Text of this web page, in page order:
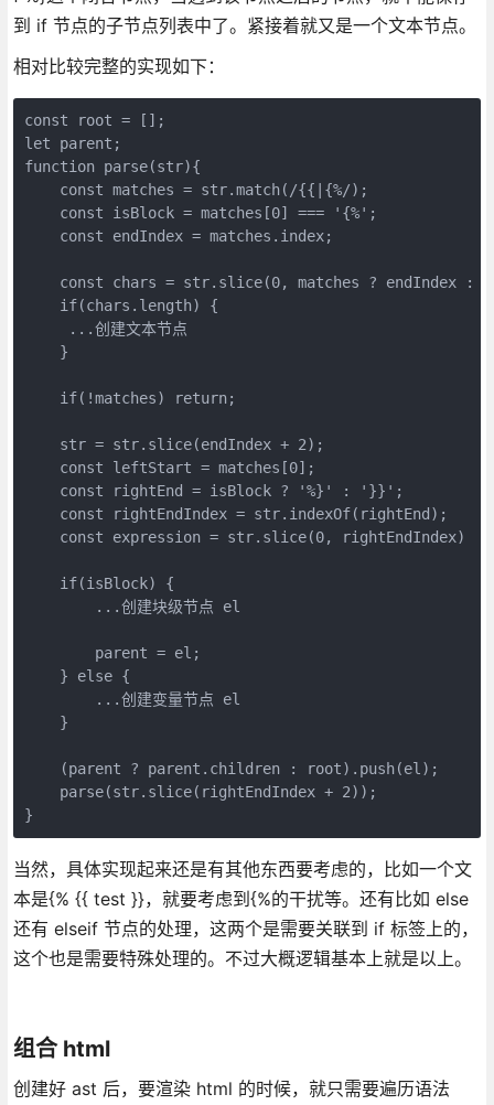
到 if 节点的子节点列表中了。紧接着就又是一个文本节点。
相对比较完整的实现如下：
const root = [];
let parent;
function parse(str){
    const matches = str.match(/{{|{%/);
    const isBlock = matches[0] === '{%';
    const endIndex = matches.index;
const chars = str.slice(0, matches ? endIndex :
    if(chars.length) {
     ...创建文本节点
    }
    if(!matches) return;
    str = str.slice(endIndex + 2);
    const leftStart = matches[0];
    const rightEnd = isBlock ? '%}' : '}}';
    const rightEndIndex = str.indexOf(rightEnd);
    const expression = str.slice(0, rightEndIndex)
    if(isBlock) {
        ...创建块级节点 el
        parent = el;
    } else {
        ...创建变量节点 el
    }
    (parent ? parent.children : root).push(el);
    parse(str.slice(rightEndIndex + 2));
}
当然，具体实现起来还是有其他东西要考虑的，比如一个文
本是{% {{ test }}，就要考虑到{%的干扰等。还有比如 else
还有 elseif 节点的处理，这两个是需要关联到 if 标签上的，
这个也是需要特殊处理的。不过大概逻辑基本上就是以上。
组合 html
创建好 ast 后，要渲染 html 的时候，就只需要遍历语法